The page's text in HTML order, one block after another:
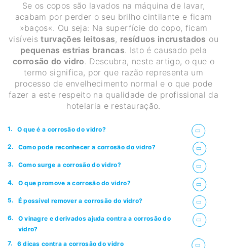
Se os copos são lavados na máquina de lavar,
acabam por perder o seu brilho cintilante e ficam
»baços«. Ou seja: Na superfície do copo, ficam
visíveisturvações leitosas, resíduos incrustados ou
pequenas estrias brancas. Isto é causado pela
corrosão do vidro. Descubra, neste artigo, o que o
termo significa, por que razão representa um
processo de envelhecimento normal e o que pode
fazer a este respeito na qualidade de profissional da
hotelaria e restauração.
1. O que é a corrosão do vidro?
2. Como pode reconhecer a corrosão do vidro?
3. Como surge a corrosão do vidro?
4. O que promove a corrosão do vidro?
5. É possível remover a corrosão do vidro?
6.
O vinagre e derivados ajuda contra a corrosão do
vidro?
7.
6 dicas contra a corrosão do vidro